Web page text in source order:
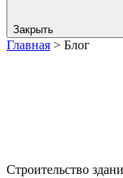
Закрыть
Главная > Блог
Строительство